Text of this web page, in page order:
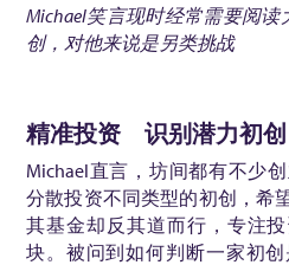
Michael笑言现时经常需要阅读
创，对他来说是另类挑战
精准投资 识别潜力初创
Michael直言，坊间都有不少
分散投资不同类型的初创，希
其基金却反其道而行，专注
块。被问到如何判断一家初